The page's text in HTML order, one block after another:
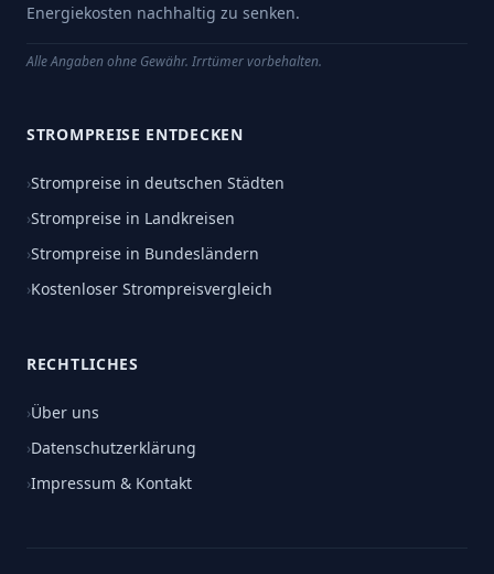
Energiekosten nachhaltig zu senken.
Alle Angaben ohne Gewähr. Irrtümer vorbehalten.
STROMPREISE ENTDECKEN
›Strompreise in deutschen Städten
›Strompreise in Landkreisen
›Strompreise in Bundesländern
›Kostenloser Strompreisvergleich
RECHTLICHES
›Über uns
›Datenschutzerklärung
›Impressum & Kontakt